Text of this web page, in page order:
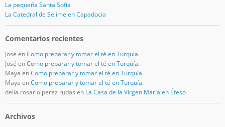
La pequeña Santa Sofía
La Catedral de Selime en Capadocia
Comentarios recientes
José enComo preparar y tomar el té en Turquía.
José enComo preparar y tomar el té en Turquía.
Maya enComo preparar y tomar el té en Turquía.
Maya enComo preparar y tomar el té en Turquía.
delia rosario perez rudas en La Casa de la Virgen María en Éfeso
Archivos